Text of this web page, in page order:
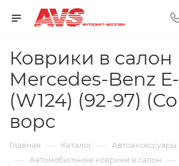
Коврики в салон
Mercedes-Benz
(W124) (92-97)
ворс
Главная — Каталог — Автоаксессуары
— Автомобильные коврики в салон —